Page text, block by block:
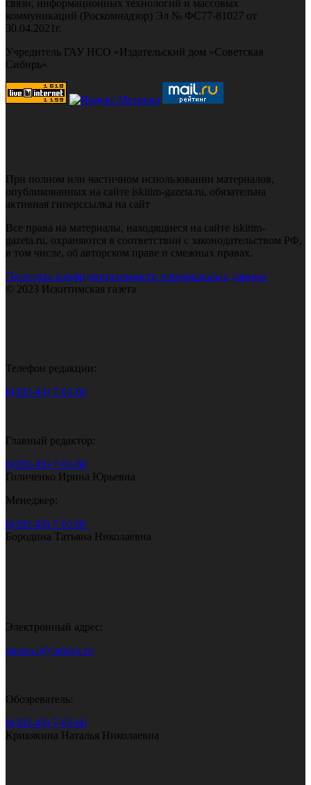
связи, информационных технологий и массовых
коммуникаций (Роскомнадзор) Эл № ФС77-81027 от
30.04.2021г.
Учредитель ГАУ НСО «Издательский дом «Советская
Сибирь»
При полном или частичном использовании материалов,
опубликованных на сайте iskitim-gazeta.ru, обязательна
активная гиперссылка на сайт
Все права на материалы, находящиеся на сайте iskitim-
gazeta.ru, охраняются в соответствии с законодательством РФ,
в том числе, об авторском праве и смежных правах.
Политика конфиденциальности персональных данных
© 2023 Искитимская газета
Телефон редакции:
8(383-43) 7-90-60
Главный редактор:
8(383-43) 7-90-60
Голиченко Ирина Юрьевна
Менеджер:
8(383-43) 7-90-60
Бородина Татьяна Николаевна
Электронный адрес:
gazeta.i@yandex.ru
Обозреватель:
8(383-43) 7-90-60
Кривякина Наталья Николаевна